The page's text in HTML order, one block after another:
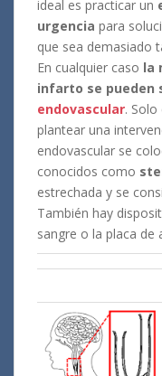
ideal es practicar un
urgencia para
que sea demasiado
En cualquier caso la
infarto se pueden
endovascular.
plantear una
endovascular se
conocidos como
estrechada y se
También hay
sangre o la placa